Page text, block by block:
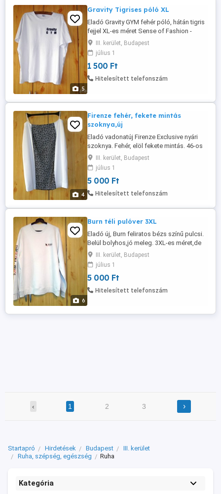
5
Gravity Tigrises póló XL
Eladó Gravity GYM fehér póló, hátán tigris
fejjel XL-es méret Sense of Fashion -
Sophistiated Made in Korea Átvétel csak
személyesen a lakcímemen,Óbuda 3. ker.
III. kerület, Budapest
július 1
1 500 Ft
Hitelesített telefonszám
4
Firenze fehér, fekete mintás
szoknya,új
Eladó vadonatúj Firenze Exclusive nyári
szoknya. Fehér, elöl fekete mintás. 46-os
Átvétel csak személyesen a
lakcímemen,Óbuda 3. ker.
III. kerület, Budapest
július 1
5 000 Ft
Hitelesített telefonszám
6
Burn téli pulóver 3XL
Eladó új, Burn feliratos bézs színű pulcsi.
Belül bolyhos,jó meleg. 3XL-es méret,de
inkább XL-2XL-nek felel meg. 85% pamut-
vegán, 15% Poliészter Átvétel csak
személyesen a lakcímemen, Óbuda 3. ker.
III. kerület, Budapest
július 1
5 000 Ft
Hitelesített telefonszám
‹ 1 2 3 ›
Startapró Hirdetések Budapest
III. kerület
Ruha, szépség, egészség
Ruha
Kategória